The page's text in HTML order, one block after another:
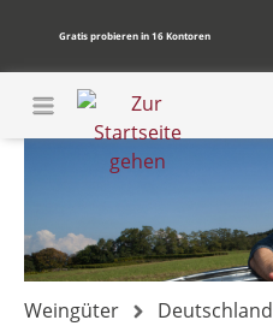
Gratis probieren in 16 Kontoren
Weingüter Deutschland